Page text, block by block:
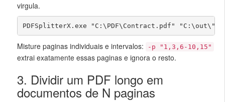
virgula.
PDFSplitterX.exe "C:\PDF\Contract.pdf" "C:\out\" -
Misture paginas individuais e intervalos: -p "1,3,6-10,15"
extrai exatamente essas paginas e ignora o resto.
3. Dividir um PDF longo em
documentos de N paginas